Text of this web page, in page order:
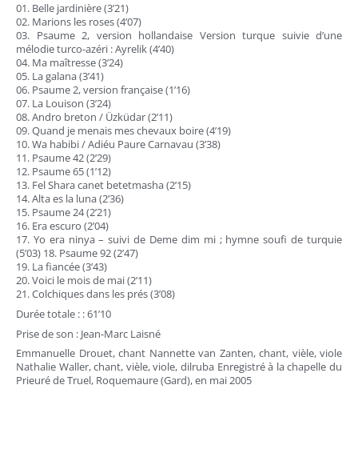
01. Belle jardinière (3’21)
02. Marions les roses (4’07)
03. Psaume 2, version hollandaise Version turque suivie d’une
mélodie turco-azéri : Ayrelik (4’40)
04. Ma maîtresse (3’24)
05. La galana (3’41)
06. Psaume 2, version française (1’16)
07. La Louison (3’24)
08. Andro breton / Üzküdar (2’11)
09. Quand je menais mes chevaux boire (4’19)
10. Wa habibi / Adiéu Paure Carnavau (3’38)
11. Psaume 42 (2’29)
12. Psaume 65 (1’12)
13. Fel Shara canet betetmasha (2’15)
14. Alta es la luna (2’36)
15. Psaume 24 (2’21)
16. Era escuro (2’04)
17. Yo era ninya – suivi de Deme dim mi ; hymne soufi de turquie
(5’03) 18. Psaume 92 (2’47)
19. La fiancée (3’43)
20. Voici le mois de mai (2’11)
21. Colchiques dans les prés (3’08)
Durée totale : : 61’10
Prise de son : Jean-Marc Laisné
Emmanuelle Drouet, chant Nannette van Zanten, chant, vièle, viole
Nathalie Waller, chant, vièle, viole, dilruba Enregistré à la chapelle du
Prieuré de Truel, Roquemaure (Gard), en mai 2005